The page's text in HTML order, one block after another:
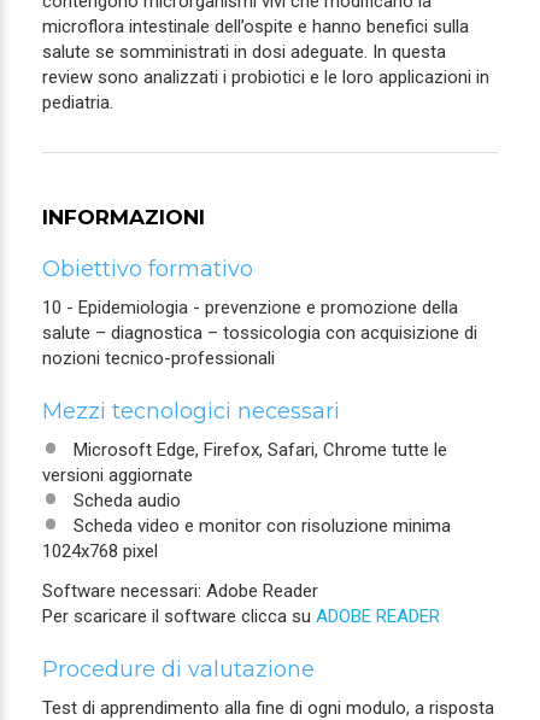
microflora intestinale dell’ospite e hanno benefici sulla
salute se somministrati in dosi adeguate. In questa
review sono analizzati i probiotici e le loro applicazioni in
pediatria.
INFORMAZIONI
Obiettivo formativo
10 - Epidemiologia - prevenzione e promozione della
salute – diagnostica – tossicologia con acquisizione di
nozioni tecnico-professionali
Mezzi tecnologici necessari
Microsoft Edge, Firefox, Safari, Chrome tutte le
versioni aggiornate
Scheda audio
Scheda video e monitor con risoluzione minima
1024x768 pixel
Software necessari: Adobe Reader
Per scaricare il software clicca su ADOBE READER
Procedure di valutazione
Test di apprendimento alla fine di ogni modulo, a risposta